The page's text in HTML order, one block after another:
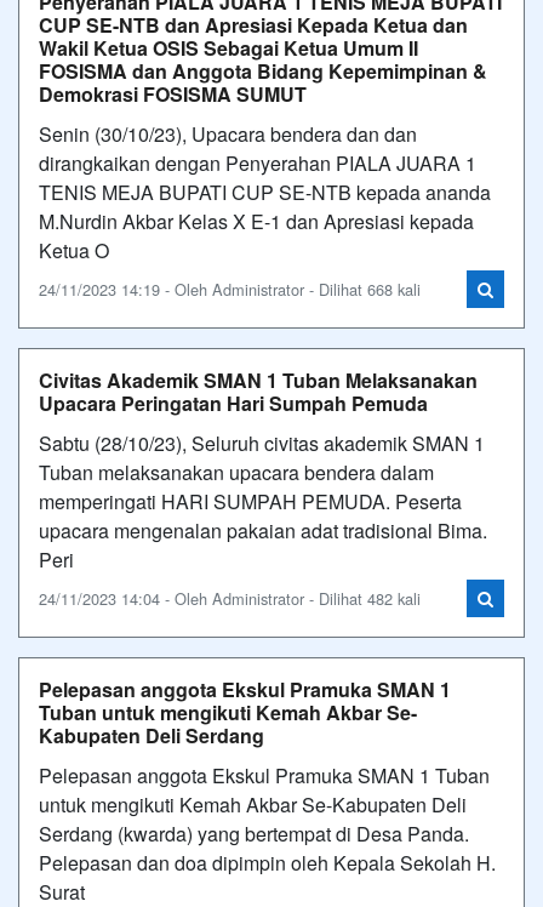
CUP SE-NTB dan Apresiasi Kepada Ketua dan
Wakil Ketua OSIS Sebagai Ketua Umum II
FOSISMA dan Anggota Bidang Kepemimpinan &
Demokrasi FOSISMA SUMUT
Senin (30/10/23), Upacara bendera dan dan
dirangkaikan dengan Penyerahan PIALA JUARA 1
TENIS MEJA BUPATI CUP SE-NTB kepada ananda
M.Nurdin Akbar Kelas X E-1 dan Apresiasi kepada
Ketua O
24/11/2023 14:19 - Oleh Administrator - Dilihat 668 kali
Civitas Akademik SMAN 1 Tuban Melaksanakan
Upacara Peringatan Hari Sumpah Pemuda
Sabtu (28/10/23), Seluruh civitas akademik SMAN 1
Tuban melaksanakan upacara bendera dalam
memperingati HARI SUMPAH PEMUDA. Peserta
upacara mengenalan pakaian adat tradisional Bima.
Peri
24/11/2023 14:04 - Oleh Administrator - Dilihat 482 kali
Pelepasan anggota Ekskul Pramuka SMAN 1
Tuban untuk mengikuti Kemah Akbar Se-
Kabupaten Deli Serdang
Pelepasan anggota Ekskul Pramuka SMAN 1 Tuban
untuk mengikuti Kemah Akbar Se-Kabupaten Deli
Serdang (kwarda) yang bertempat di Desa Panda.
Pelepasan dan doa dipimpin oleh Kepala Sekolah H.
Surat